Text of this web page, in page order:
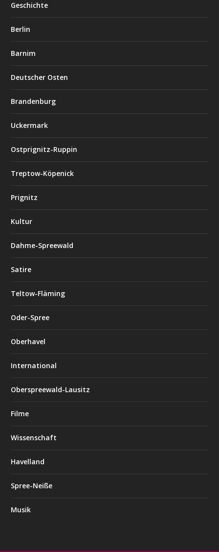
Geschichte
Berlin
Barnim
Deutscher Osten
Brandenburg
Uckermark
Ostprignitz-Ruppin
Treptow-Köpenick
Prignitz
Kultur
Dahme-Spreewald
Satire
Teltow-Fläming
Oder-Spree
Oberhavel
International
Oberspreewald-Lausitz
Filme
Wissenschaft
Havelland
Spree-Neiße
Musik